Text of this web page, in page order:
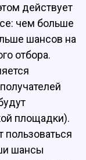
действует
чем больше
шансов на
отбора.
площадки).
шансы